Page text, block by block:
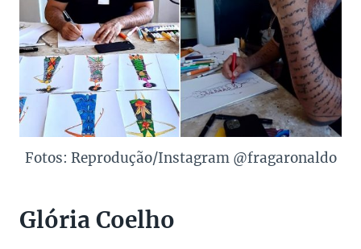
Fotos: Reprodução/Instagram @fragaronaldo
Glória Coelho